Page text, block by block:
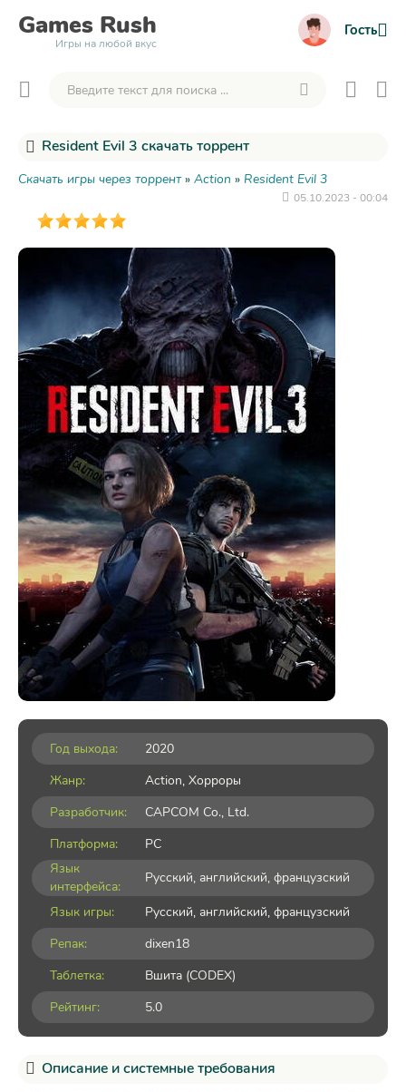
Games Rush
Игры на любой вкус
Гость
Resident Evil 3 скачать торрент
Скачать игры через торрент» Action » Resident Evil 3
05.10.2023 - 00:04
Год выхода:
2020
Жанр:
Action, Хорроры
Разработчик:
CAPCOM Co., Ltd.
Платформа:
PC
Язык
интерфейса:
Русский, английский, французский
Язык игры:
Русский, английский, французский
Репак:
dixen18
Таблетка:
Вшита (CODEX)
Рейтинг:
5.0
Описание и системные требования